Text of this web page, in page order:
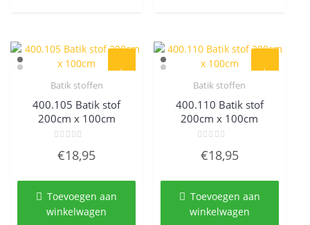
Batik stoffen
400.105 Batik stof
200cm x 100cm
0€18,95
Toevoegen aan
winkelwagen
Batik stoffen
400.110 Batik stof
200cm x 100cm
0€18,95
Toevoegen aan
winkelwagen